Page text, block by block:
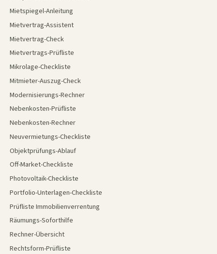
Mietspiegel-Anleitung
Mietvertrag-Assistent
Mietvertrag-Check
Mietvertrags-Prüfliste
Mikrolage-Checkliste
Mitmieter-Auszug-Check
Modernisierungs-Rechner
Nebenkosten-Prüfliste
Nebenkosten-Rechner
Neuvermietungs-Checkliste
Objektprüfungs-Ablauf
Off-Market-Checkliste
Photovoltaik-Checkliste
Portfolio-Unterlagen-Checkliste
Prüfliste Immobilienverrentung
Räumungs-Soforthilfe
Rechner-Übersicht
Rechtsform-Prüfliste